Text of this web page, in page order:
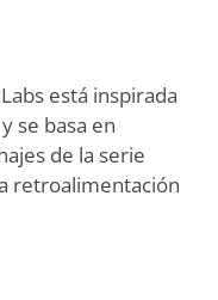
está inspirada
se basa en
de la serie
retroalimentación